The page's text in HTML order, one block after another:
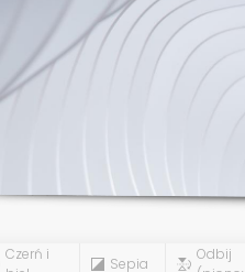
Czerń i
Sepia
Odbij